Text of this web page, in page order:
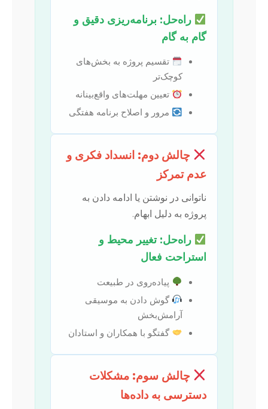
راه‌حل: برنامه‌ریزی دقیق و
گام به گام
تقسیم پروژه به بخش‌های
کوچک‌تر
تعیین مهلت‌های واقع‌بینانه
مرور و اصلاح برنامه هفتگی
چالش دوم: انسداد فکری و
عدم تمرکز
ناتوانی در نوشتن یا ادامه دادن به
پروژه به دلیل ابهام.
راه‌حل: تغییر محیط و
استراحت فعال
پیاده‌روی در طبیعت
گوش دادن به موسیقی
آرامش‌بخش
گفتگو با همکاران و استادان
چالش سوم: مشکلات
دسترسی به داده‌ها